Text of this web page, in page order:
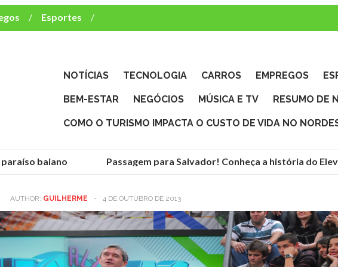
Esportes
e TV
NOTÍCIAS TECNOLOGIA CARROS EMPREGOS
BEM-ESTAR NEGÓCIOS MÚSICA E TV RESUMO DE
COMO O TURISMO IMPACTA O CUSTO DE VIDA NO
baiano Passagem para Salvador! Conheça a história do
AUTHOR: GUILHERME - 4 DE OUTUBRO DE 2013